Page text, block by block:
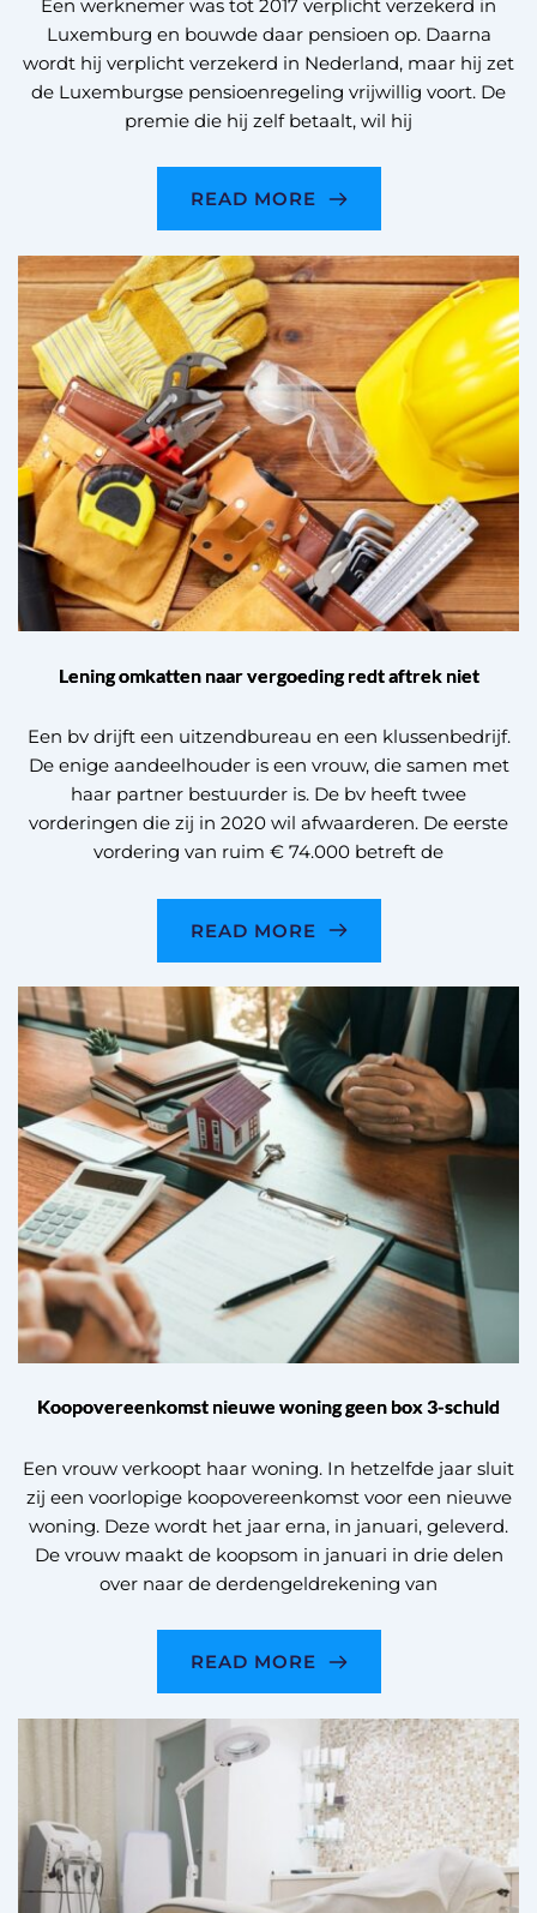
Een werknemer was tot 2017 verplicht verzekerd in
Luxemburg en bouwde daar pensioen op. Daarna
wordt hij verplicht verzekerd in Nederland, maar hij zet
de Luxemburgse pensioenregeling vrijwillig voort. De
premie die hij zelf betaalt, wil hij
READ MORE
Lening omkatten naar vergoeding redt aftrek niet
Een bv drijft een uitzendbureau en een klussenbedrijf.
De enige aandeelhouder is een vrouw, die samen met
haar partner bestuurder is. De bv heeft twee
vorderingen die zij in 2020 wil afwaarderen. De eerste
vordering van ruim € 74.000 betreft de
READ MORE
Koopovereenkomst nieuwe woning geen box 3-schuld
Een vrouw verkoopt haar woning. In hetzelfde jaar sluit
zij een voorlopige koopovereenkomst voor een nieuwe
woning. Deze wordt het jaar erna, in januari, geleverd.
De vrouw maakt de koopsom in januari in drie delen
over naar de derdengeldrekening van
READ MORE